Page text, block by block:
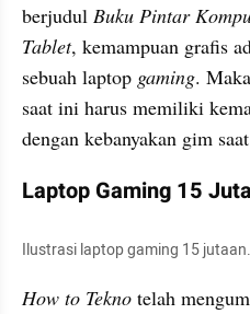
berjudul Buku Pintar
Tablet, kemampuan grafis
sebuah laptop gaming.
saat ini harus memiliki
dengan kebanyakan gim
Laptop Gaming 15
Ilustrasi laptop gaming 15
How to Tekno